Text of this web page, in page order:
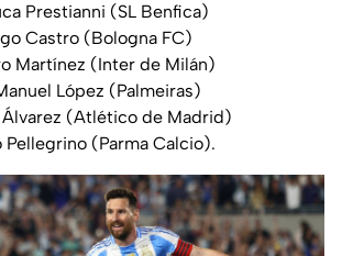
Prestianni (SL Benfica)
Castro (Bologna FC)
Martínez (Inter de Milán)
López (Palmeiras)
Álvarez (Atlético de Madrid)
Pellegrino (Parma Calcio).